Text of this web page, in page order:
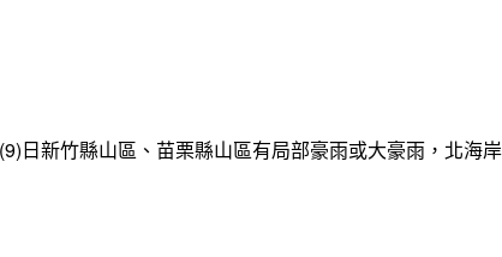
日新竹縣山區、苗栗縣山區有局部豪雨或大豪雨，北海